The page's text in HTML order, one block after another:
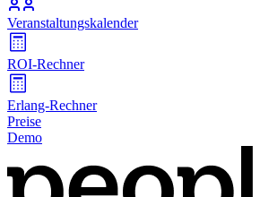
Veranstaltungskalender
ROI-Rechner
Erlang-Rechner
Preise
Demo